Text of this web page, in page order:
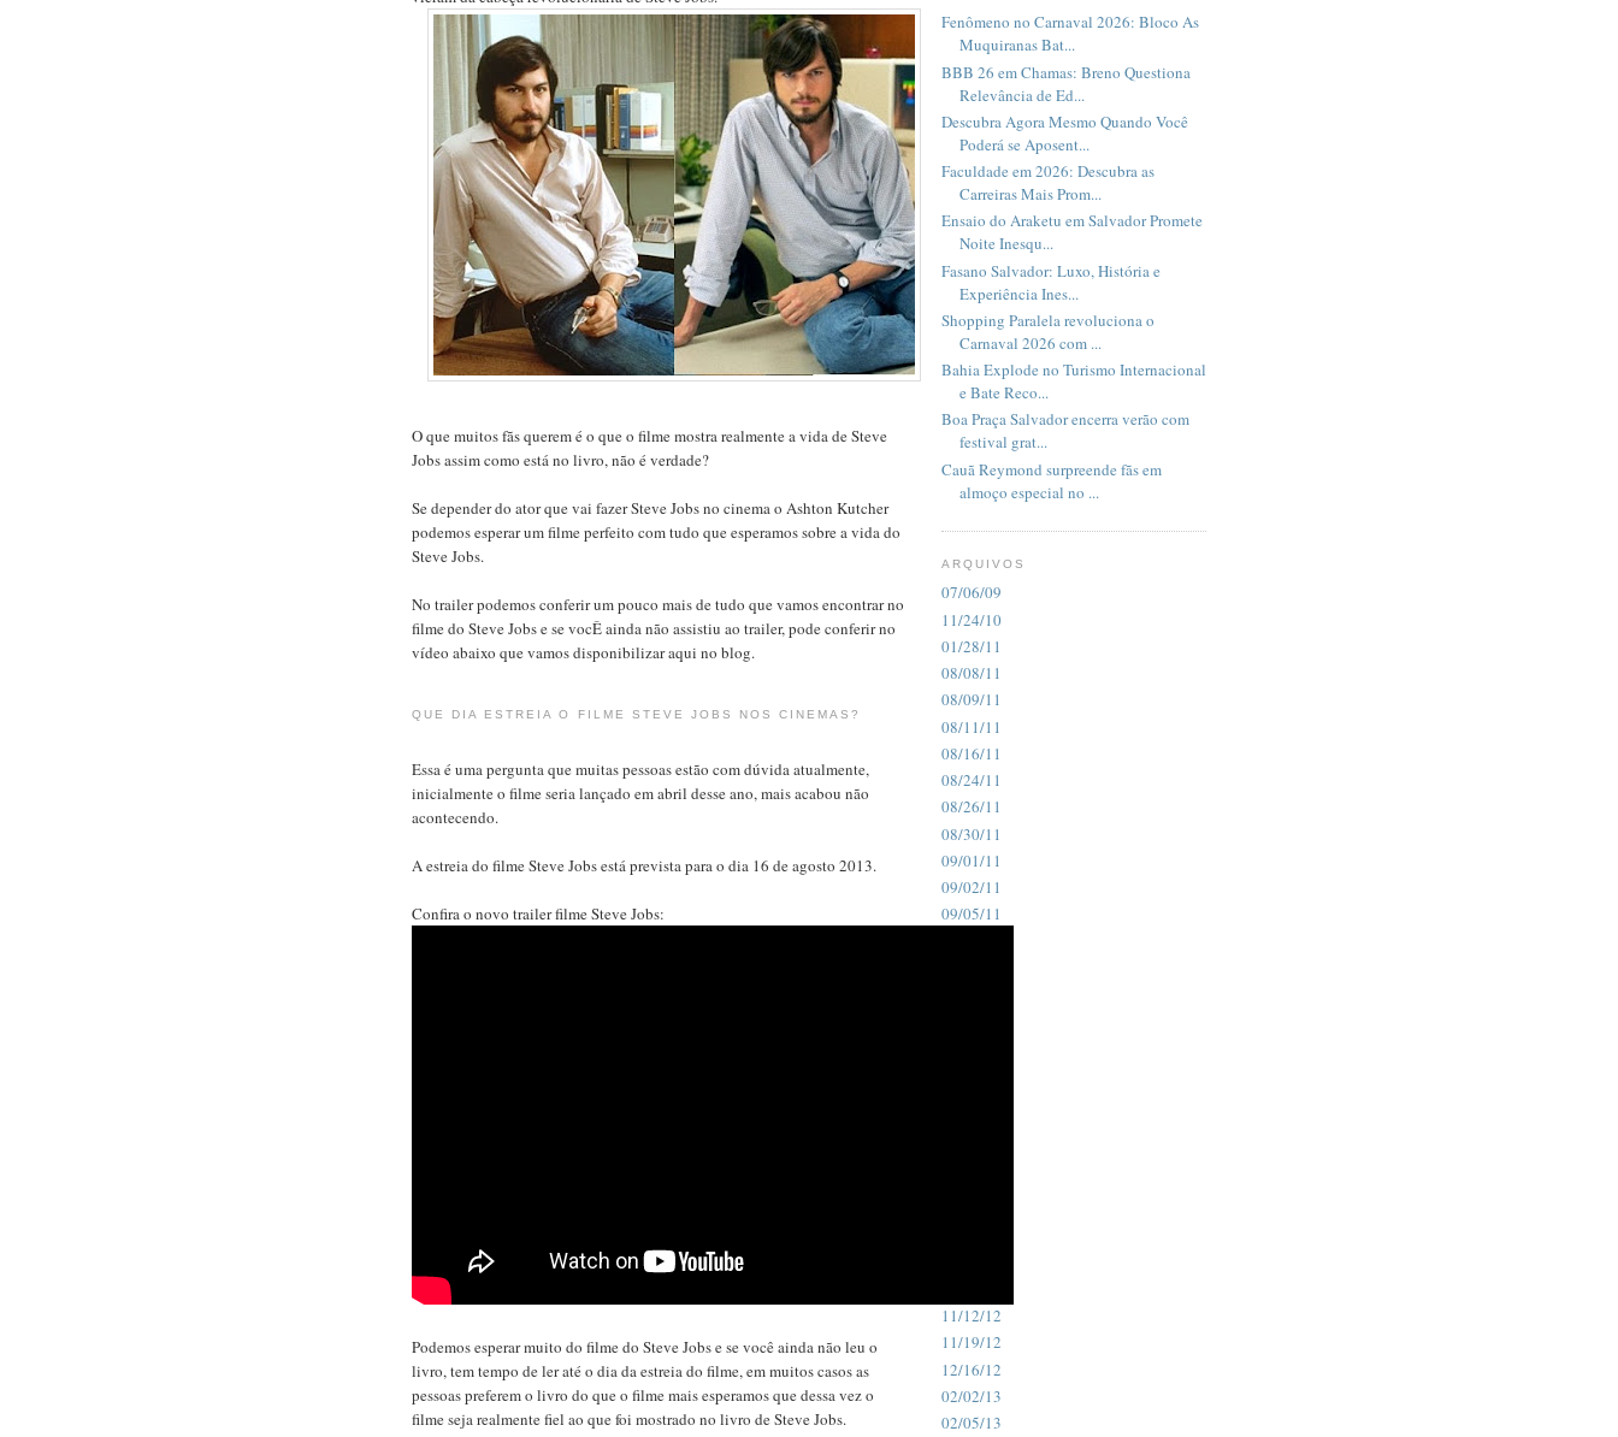
O que muitos fãs querem é o que o filme mostra realmente a vida de Steve
Jobs assim como está no livro, não é verdade?
Se depender do ator que vai fazer Steve Jobs no cinema o Ashton Kutcher
podemos esperar um filme perfeito com tudo que esperamos sobre a vida do
Steve Jobs.
No trailer podemos conferir um pouco mais de tudo que vamos encontrar no
filme do Steve Jobs e se vocÊ ainda não assistiu ao trailer, pode conferir no
vídeo abaixo que vamos disponibilizar aqui no blog.
QUE DIA ESTREIA O FILME STEVE JOBS NOS CINEMAS?
Essa é uma pergunta que muitas pessoas estão com dúvida atualmente,
inicialmente o filme seria lançado em abril desse ano, mais acabou não
acontecendo.
A estreia do filme Steve Jobs está prevista para o dia 16 de agosto 2013.
Confira o novo trailer filme Steve Jobs:
Podemos esperar muito do filme do Steve Jobs e se você ainda não leu o
livro, tem tempo de ler até o dia da estreia do filme, em muitos casos as
pessoas preferem o livro do que o filme mais esperamos que dessa vez o
filme seja realmente fiel ao que foi mostrado no livro de Steve Jobs.
Fenômeno no Carnaval 2026: Bloco As
Muquiranas Bat...
BBB 26 em Chamas: Breno Questiona
Relevância de Ed...
Descubra Agora Mesmo Quando Você
Poderá se Aposent...
Faculdade em 2026: Descubra as
Carreiras Mais Prom...
Ensaio do Araketu em Salvador Promete
Noite Inesqu...
Fasano Salvador: Luxo, História e
Experiência Ines...
Shopping Paralela revoluciona o
Carnaval 2026 com ...
Bahia Explode no Turismo Internacional
e Bate Reco...
Boa Praça Salvador encerra verão com
festival grat...
Cauã Reymond surpreende fãs em
almoço especial no ...
ARQUIVOS
07/06/09
11/24/10
01/28/11
08/08/11
08/09/11
08/11/11
08/16/11
08/24/11
08/26/11
08/30/11
09/01/11
09/02/11
09/05/11
11/12/12
11/19/12
12/16/12
02/02/13
02/05/13